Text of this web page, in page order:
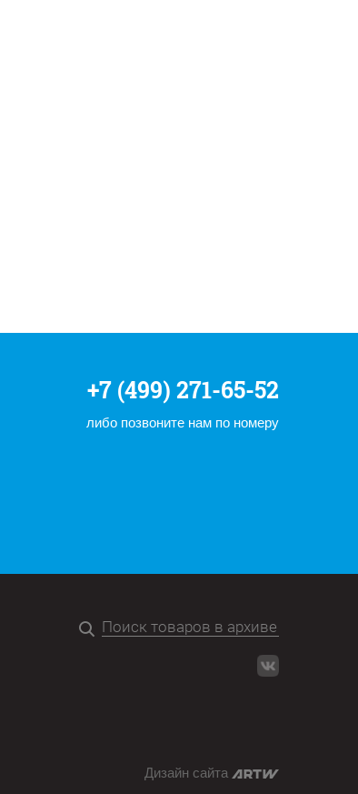
+7 (499) 271-65-52
либо позвоните нам по номеру
Дизайн сайта